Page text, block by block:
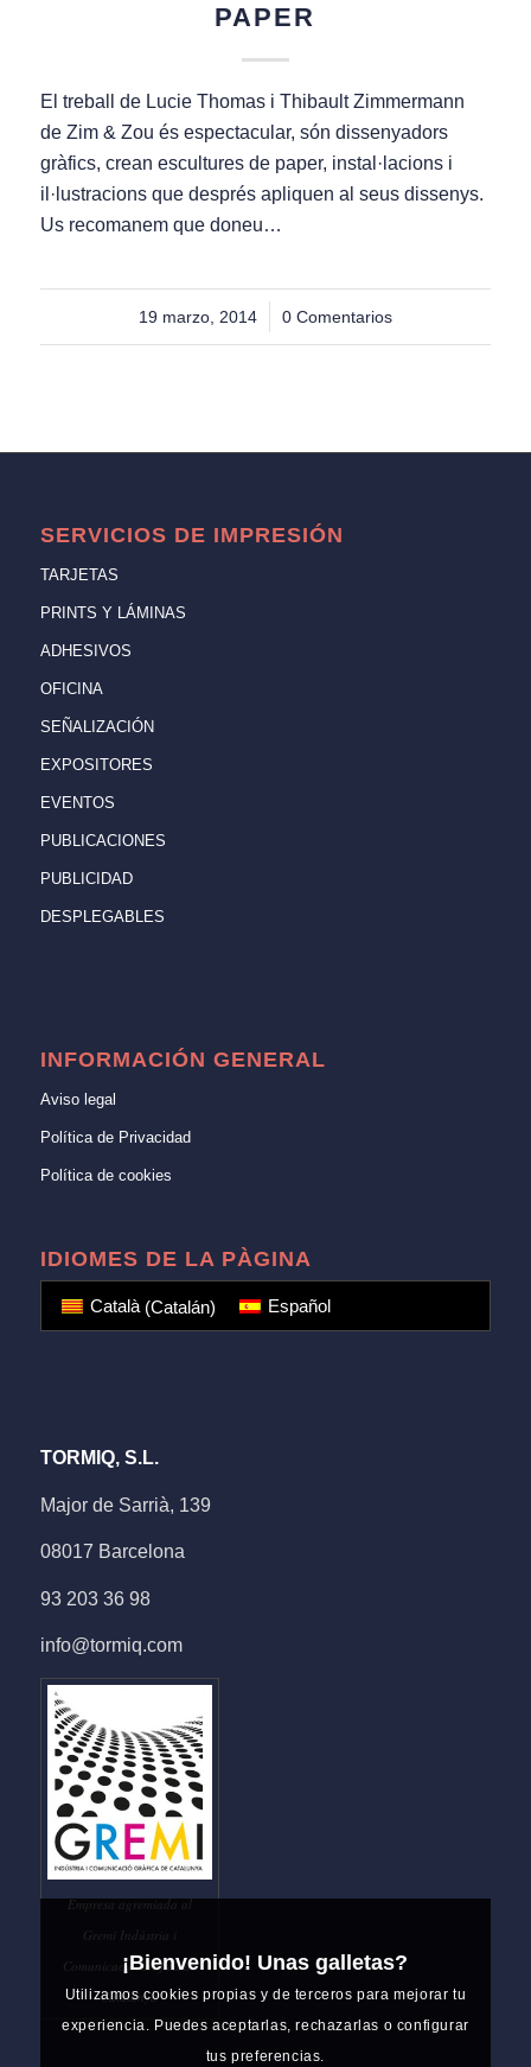
PAPER
El treball de Lucie Thomas i Thibault Zimmermann
de Zim & Zou és espectacular, són dissenyadors
gràfics, crean escultures de paper, instal·lacions i
il·lustracions que després apliquen al seus dissenys.
Us recomanem que doneu…
19 marzo, 2014
/ 0 Comentarios
SERVICIOS DE IMPRESIÓN
TARJETAS
PRINTS Y LÁMINAS
ADHESIVOS
OFICINA
SEÑALIZACIÓN
EXPOSITORES
EVENTOS
PUBLICACIONES
PUBLICIDAD
DESPLEGABLES
INFORMACIÓN GENERAL
Aviso legal
Política de Privacidad
Política de cookies
IDIOMES DE LA PÀGINA
Català(Catalán) Español
TORMIQ, S.L.
Major de Sarrià, 139
08017 Barcelona
93 203 36 98
info@tormiq.com
Empresa agremiada al
Gremi Indústria i
Comunicació Gràfica de
Catalunya
¡Bienvenido! Unas galletas?
Utilizamos cookies propias y de terceros para mejorar tu
experiencia. Puedes aceptarlas, rechazarlas o configurar
tus preferencias.